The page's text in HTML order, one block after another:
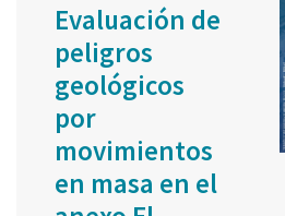
Evaluación de
peligros
geológicos
por
movimientos
en masa en el